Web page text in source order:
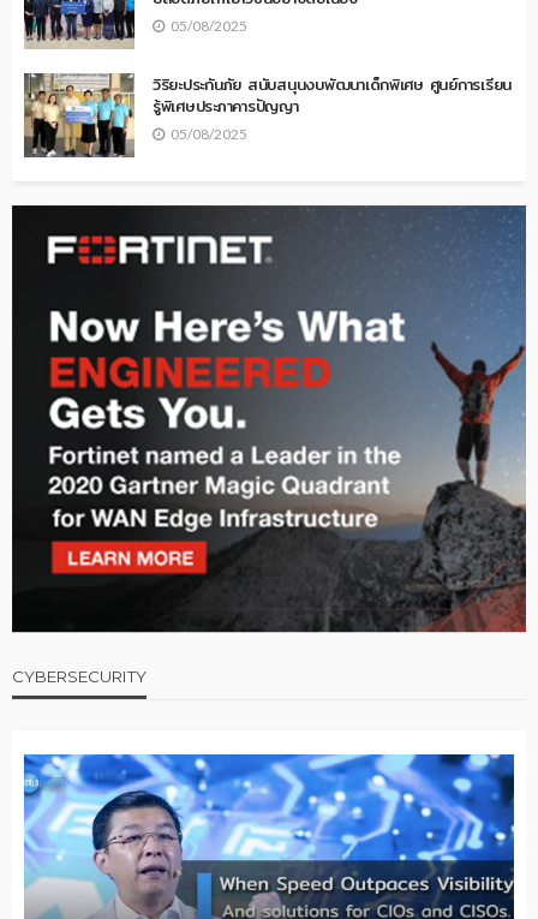
05/08/2025
วิริยะประกันภัย สนับสนุนงบพัฒนาเด็กพิเศษ ศูนย์การเรียน
รู้พิเศษประภาคารปัญญา
05/08/2025
CYBERSECURITY